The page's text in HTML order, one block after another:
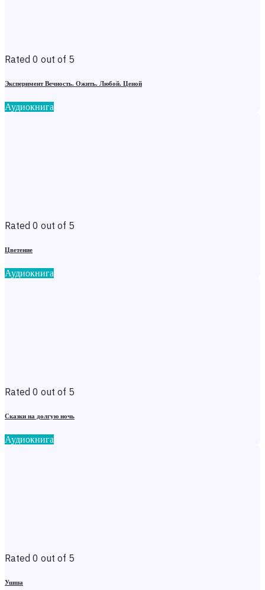
Rated 0 out of 5
Эксперимент Вечность. Ожить. Любой. Ценой
Аудиокнига
Rated 0 out of 5
Цветение
Аудиокнига
Rated 0 out of 5
Сказки на долгую ночь
Аудиокнига
Rated 0 out of 5
Ушша